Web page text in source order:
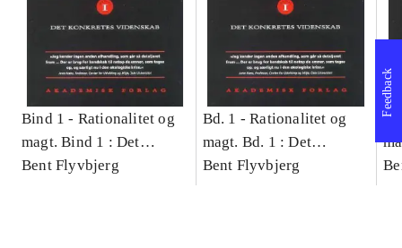
Bind 1 - Rationalitet og
magt. Bind 1 : Det
konkretes videnskab
Bent Flyvbjerg
Bd. 1 -Rationalitet og
magt. Bd. 1 : Det
konkretes videnskab
Bent Flyvbjerg
Feedback